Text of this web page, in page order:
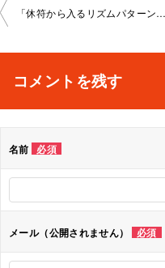
投
ビ
シ
ョ
ン
「休符から入るリズムパターン」池袋教室 2022-01-13-no0014-1042
コメントを残す
名前 必須
メール（公開されません） 必須